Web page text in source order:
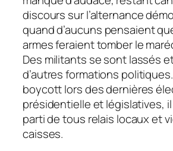
discours sur l’alternance
quand d’aucuns pensaient
armes feraient tomber le
Des militants se sont lassés
d’autres formations
boycott lors des dernières
présidentielle et législatives,
parti de tous relais locaux et
caisses.